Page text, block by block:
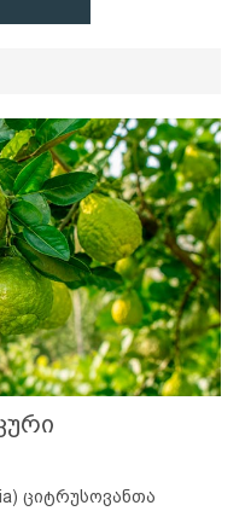
ციტრუსოვანთა